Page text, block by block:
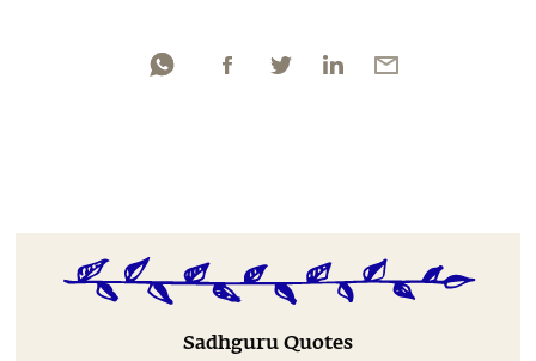
Sadhguru Quotes